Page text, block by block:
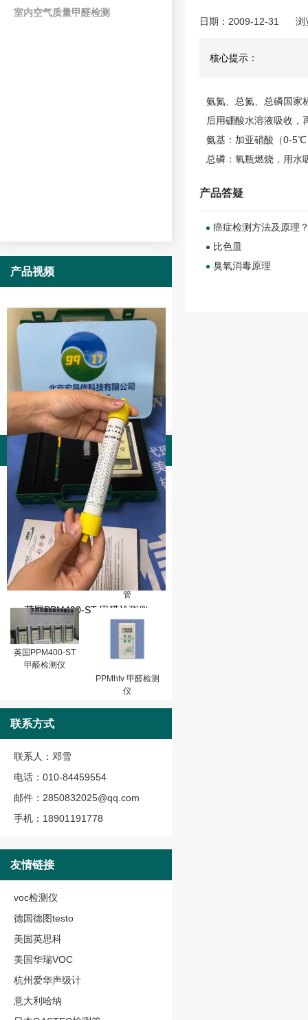
室内空气质量甲醛检测
产品视频
英国PPM400-ST 甲醛检测仪
产品图片
PPMhtv-m甲醛检
测仪（0-10PPM,
分辩率：0.01)
英国PPM-HTV甲
醛检测仪玻璃校准
管
英国PPM400-ST
甲醛检测仪
PPMhtv 甲醛检测
仪
联系方式
联系人：邓雪
电话：010-84459554
邮件：2850832025@qq.com
手机：18901191778
友情链接
voc检测仪
德国德图testo
美国英思科
美国华瑞VOC
杭州爱华声级计
意大利哈纳
日期：2009-12-31 浏
核心提示：
氨氮、总氮、总磷国家
后用硼酸水溶液吸收，
氨基：加亚硝酸（0-
总磷 ：氧瓶燃烧，用
产品答疑
癌症检测方法及原理
比色皿
臭氧消毒原理